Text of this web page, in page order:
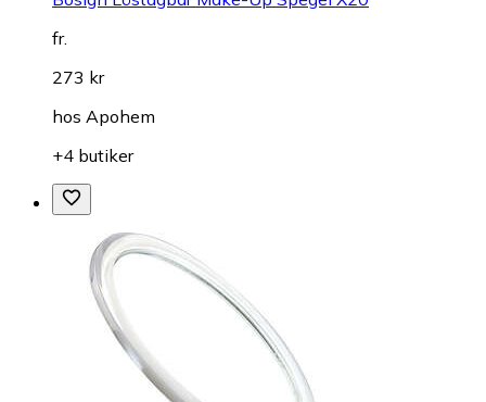
fr.
273 kr
hos Apohem
+4 butiker